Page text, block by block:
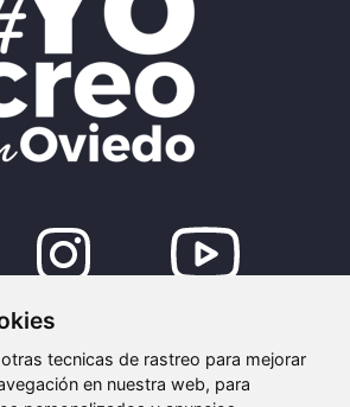
tecnicas de rastreo para mejorar
en nuestra web, para
de Oviedo